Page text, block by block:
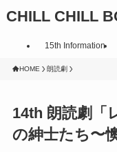
CHILL CHILL
15th Information
HOME 朗読劇
14th 朗読劇「
の紳士たち〜